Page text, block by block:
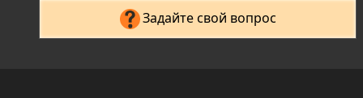
Задайте свой вопрос